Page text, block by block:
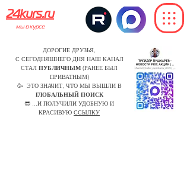
24kurs.ru
мы в курсе
ДОРОГИЕ ДРУЗЬЯ,
С СЕГОДНЯШНЕГО ДНЯ НАШ КАНАЛ
СТАЛ ПУБЛИЧНЫМ (РАНЕЕ БЫЛ
ПРИВАТНЫМ)
🥳 ЭТО ЗНАЧИТ, ЧТО МЫ ВЫШЛИ В
ГЛОБАЛЬНЫЙ ПОИСК
😎 ...И ПОЛУЧИЛИ УДОБНУЮ И
КРАСИВУЮ ССЫЛКУ